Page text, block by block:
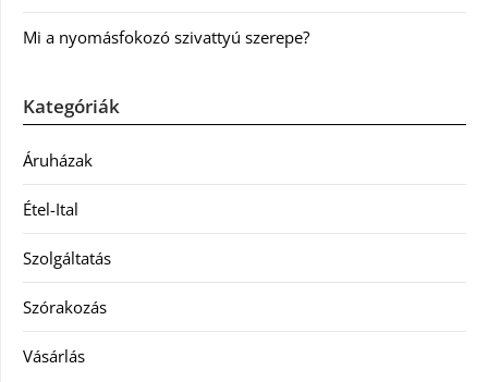
Mi a nyomásfokozó szivattyú szerepe?
Kategóriák
Áruházak
Étel-Ital
Szolgáltatás
Szórakozás
Vásárlás